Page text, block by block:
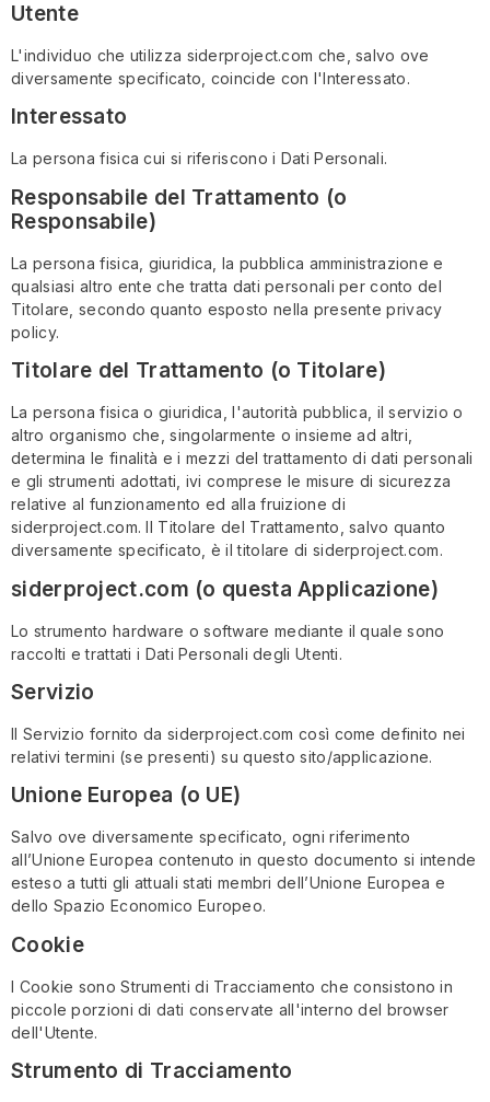
Utente
L'individuo che utilizza siderproject.com che, salvo ove
diversamente specificato, coincide con l'Interessato.
Interessato
La persona fisica cui si riferiscono i Dati Personali.
Responsabile del Trattamento (o
Responsabile)
La persona fisica, giuridica, la pubblica amministrazione e
qualsiasi altro ente che tratta dati personali per conto del
Titolare, secondo quanto esposto nella presente privacy
policy.
Titolare del Trattamento (o Titolare)
La persona fisica o giuridica, l'autorità pubblica, il servizio o
altro organismo che, singolarmente o insieme ad altri,
determina le finalità e i mezzi del trattamento di dati personali
e gli strumenti adottati, ivi comprese le misure di sicurezza
relative al funzionamento ed alla fruizione di
siderproject.com. Il Titolare del Trattamento, salvo quanto
diversamente specificato, è il titolare di siderproject.com.
siderproject.com (o questa Applicazione)
Lo strumento hardware o software mediante il quale sono
raccolti e trattati i Dati Personali degli Utenti.
Servizio
Il Servizio fornito da siderproject.com così come definito nei
relativi termini (se presenti) su questo sito/applicazione.
Unione Europea (o UE)
Salvo ove diversamente specificato, ogni riferimento
all’Unione Europea contenuto in questo documento si intende
esteso a tutti gli attuali stati membri dell’Unione Europea e
dello Spazio Economico Europeo.
Cookie
I Cookie sono Strumenti di Tracciamento che consistono in
piccole porzioni di dati conservate all'interno del browser
dell'Utente.
Strumento di Tracciamento